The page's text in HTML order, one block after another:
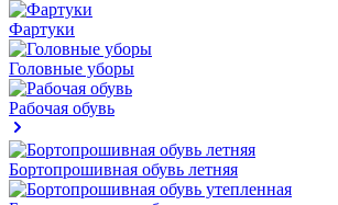
Фартуки
Головные уборы
Рабочая обувь
Бортопрошивная обувь летняя